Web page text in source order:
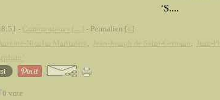
‘S....
- - Permalien [ ]
, ,
0 vote